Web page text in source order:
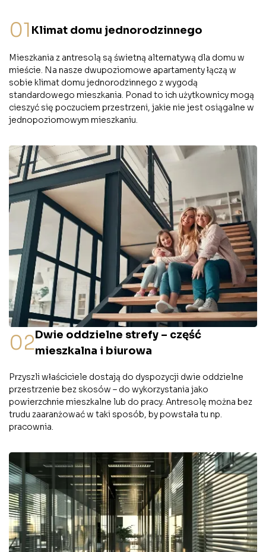
01 Klimat domu jednorodzinnego
Mieszkania z antresolą są świetną alternatywą dla domu w
mieście. Na nasze dwupoziomowe apartamenty łączą w
sobie klimat domu jednorodzinnego z wygodą
standardowego mieszkania. Ponad to ich użytkownicy mogą
cieszyć się poczuciem przestrzeni, jakie nie jest osiągalne w
jednopoziomowym mieszkaniu.
02Dwie oddzielne strefy – część
mieszkalna i biurowa
Przyszli właściciele dostają do dyspozycji dwie oddzielne
przestrzenie bez skosów – do wykorzystania jako
powierzchnie mieszkalne lub do pracy. Antresolę można bez
trudu zaaranżować w taki sposób, by powstała tu np.
pracownia.